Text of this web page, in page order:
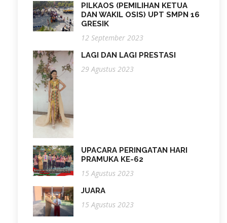
PILKAOS (PEMILIHAN KETUA
DAN WAKIL OSIS) UPT SMPN 16
GRESIK
12 September 2023
LAGI DAN LAGI PRESTASI
29 Agustus 2023
UPACARA PERINGATAN HARI
PRAMUKA KE-62
15 Agustus 2023
JUARA
15 Agustus 2023